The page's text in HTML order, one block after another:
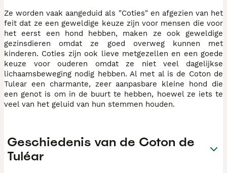
Ze worden vaak aangeduid als "Coties" en afgezien van het
feit dat ze een geweldige keuze zijn voor mensen die voor
het eerst een hond hebben, maken ze ook geweldige
gezinsdieren omdat ze goed overweg kunnen met
kinderen. Coties zijn ook lieve metgezellen en een goede
keuze voor ouderen omdat ze niet veel dagelijkse
lichaamsbeweging nodig hebben. Al met al is de Coton de
Tulear een charmante, zeer aanpasbare kleine hond die
een genot is om in de buurt te hebben, hoewel ze iets te
veel van het geluid van hun stemmen houden.
Geschiedenis van de Coton de
Tuléar